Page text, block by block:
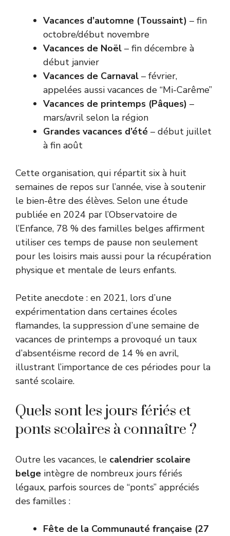
Vacances d’automne (Toussaint) – fin
octobre/début novembre
Vacances de Noël – fin décembre à
début janvier
Vacances de Carnaval – février,
appelées aussi vacances de “Mi-Carême”
Vacances de printemps (Pâques) –
mars/avril selon la région
Grandes vacances d’été – début juillet
à fin août
Cette organisation, qui répartit six à huit
semaines de repos sur l’année, vise à soutenir
le bien-être des élèves. Selon une étude
publiée en 2024 par l’Observatoire de
l’Enfance, 78 % des familles belges affirment
utiliser ces temps de pause non seulement
pour les loisirs mais aussi pour la récupération
physique et mentale de leurs enfants.
Petite anecdote : en 2021, lors d’une
expérimentation dans certaines écoles
flamandes, la suppression d’une semaine de
vacances de printemps a provoqué un taux
d’absentéisme record de 14 % en avril,
illustrant l’importance de ces périodes pour la
santé scolaire.
Quels sont les jours fériés et
ponts scolaires à connaître ?
Outre les vacances, le calendrier scolaire
belge intègre de nombreux jours fériés
légaux, parfois sources de “ponts” appréciés
des familles :
Fête de la Communauté française (27